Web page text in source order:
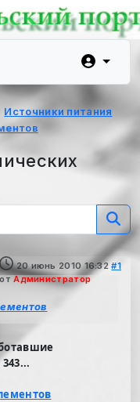
Источники питания
20 июнь 2010 16:32 #1
отАдминистратор